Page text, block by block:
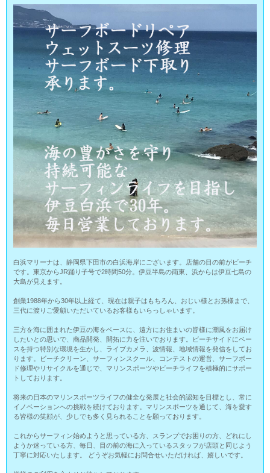
白浜マリーナは、静岡県下田市の白浜海岸にございます。店舗の目の前がビーチ
です。東京からJR踊り子号で2時間50分。伊豆半島の南東、浜からは伊豆七島の
大島が見えます。
創業1988年から30年以上経て、現在は親子はもちろん、おじい様とお孫様まで、
三代に渡りご愛顧いただいているお客様もいらっしゃいます。
三方を海に囲まれた伊豆の海をベースに、遠方にお住まいの皆様に潮風をお届け
したいとの思いで、商品開発、開拓に力を注いでおります。ビーチサイドにベー
スを持つ特別な環境を生かし、ライブカメラ、波情報、地域情報を発信をしてお
ります。ビーチクリーン、サーフィンスクール、コンテストの運営、サーフボー
ド修理やリサイクルを通じで、マリンスポーツやビーチライフを積極的にサポー
トしております。
将来の日本のマリンスポーツライフの健全な発展と社会的認知を目標とし、常に
イノベーションへの挑戦を続けております。マリンスポーツを通じて、海を愛す
る皆様の笑顔が、少しでも多く見られることを願っております。
これからサーフィン始めようと思っている方、スランプでお困りの方、どれにし
ようか迷っている方、毎日、目の前の海に入っているスタッフが店頭と同じよう
丁寧に対応いたします。 どうぞお気軽にお問合せいただければ、嬉しいです。